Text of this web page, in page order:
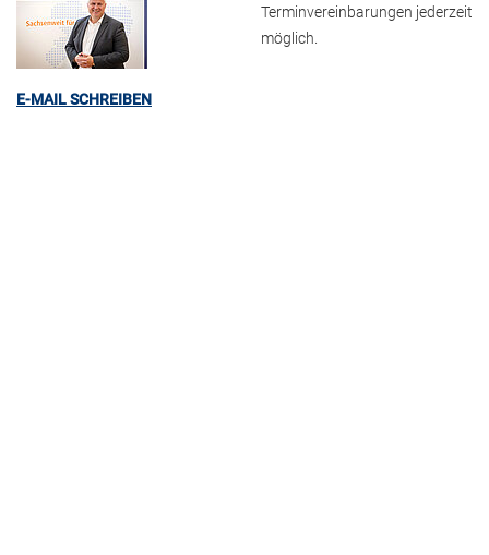
E-MAIL SCHREIBEN
Terminvereinbarungen jederzeit
möglich.